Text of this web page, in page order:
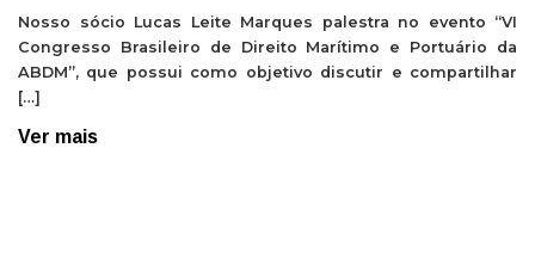
Nosso sócio Lucas Leite Marques palestra no evento “VI
Congresso Brasileiro de Direito Marítimo e Portuário da
ABDM”, que possui como objetivo discutir e compartilhar
[…]
Ver mais